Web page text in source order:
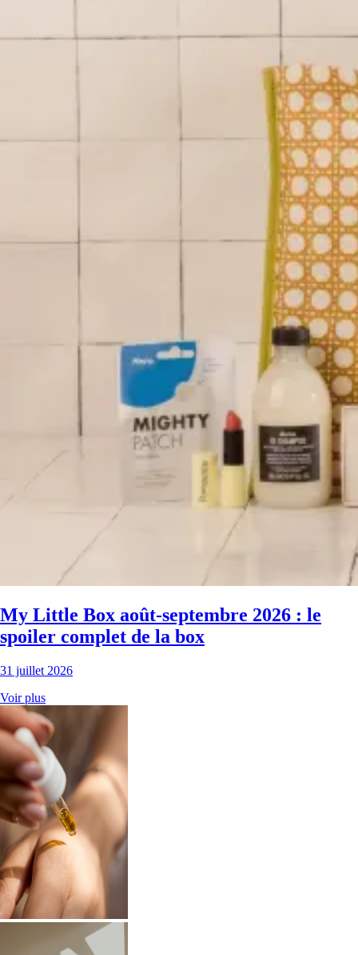
My Little Box août-septembre 2026 : le
spoiler complet de la box
31 juillet 2026
Voir plus